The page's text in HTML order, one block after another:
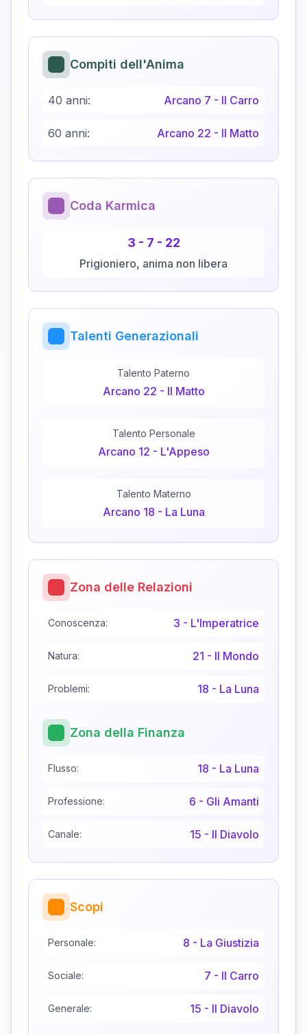
Compiti dell'Anima
40 anni: Arcano 7 - Il Carro
60 anni: Arcano 22 - Il Matto
Coda Karmica
3 - 7 - 22
Prigioniero, anima non libera
Talenti Generazionali
Talento Paterno
Arcano 22 - Il Matto
Talento Personale
Arcano 12 - L'Appeso
Talento Materno
Arcano 18 - La Luna
Zona delle Relazioni
Conoscenza: 3 - L'Imperatrice
Natura: 21 - Il Mondo
Problemi: 18 - La Luna
Zona della Finanza
Flusso: 18 - La Luna
Professione: 6 - Gli Amanti
Canale: 15 - Il Diavolo
Scopi
Personale: 8 - La Giustizia
Sociale: 7 - Il Carro
Generale: 15 - Il Diavolo